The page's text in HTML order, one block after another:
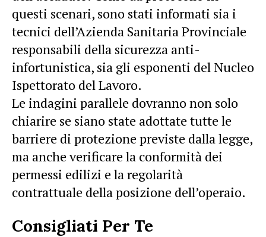
questi scenari, sono stati informati sia i
tecnici dell’Azienda Sanitaria Provinciale
responsabili della sicurezza anti-
infortunistica, sia gli esponenti del Nucleo
Ispettorato del Lavoro.
Le indagini parallele dovranno non solo
chiarire se siano state adottate tutte le
barriere di protezione previste dalla legge,
ma anche verificare la conformità dei
permessi edilizi e la regolarità
contrattuale della posizione dell’operaio.
Consigliati Per Te